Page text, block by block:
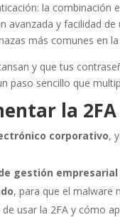
la combinación
avanzada y facilidad
más comunes en
y que tus
paso sencillo que
la
corporativo,
gestión empresarial
, para que el malware
usar la 2FA y cómo